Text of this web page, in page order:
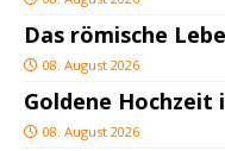
Das römische
08. August 2026
Goldene Hochzeit
08. August 2026